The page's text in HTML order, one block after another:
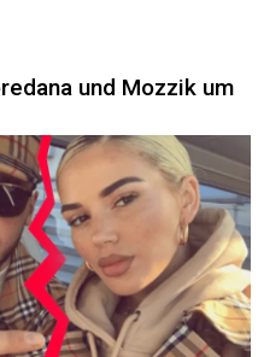
und Mozzik um